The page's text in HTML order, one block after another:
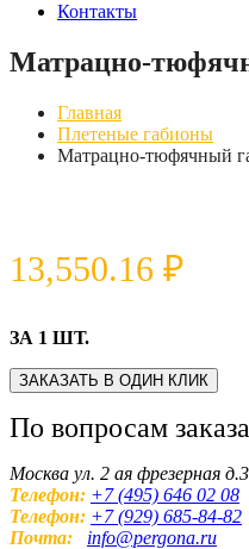
Контакты
Матрацно-
Главная
Плетеные габионы
Матрацно-тюфячный
13,550.16 ₽
ЗА 1 ШТ.
ЗАКАЗАТЬ В ОДИН КЛИК
По вопросам
Москва ул. 2 ая фрезерная
Телефон: +7 (495) 646 02 08
Телефон: +7 (929) 685-84-82
Почта: info@pergona.ru